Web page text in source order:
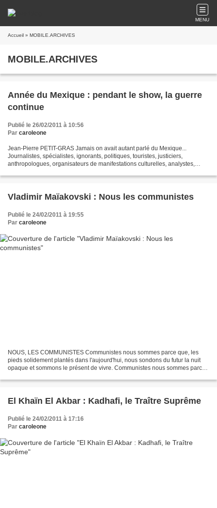
MENU
Accueil » MOBILE.ARCHIVES
MOBILE.ARCHIVES
Année du Mexique : pendant le show, la guerre
continue
Publié le 26/02/2011 à 10:56
Par caroleone
Jean-Pierre PETIT-GRAS Jamais on avait autant parlé du Mexique...
Journalistes, spécialistes, ignorants, politiques, touristes, justiciers,
anthropologues, organisateurs de manifestations culturelles, analystes,
Vladimir Maïakovski : Nous les communistes
Publié le 24/02/2011 à 19:55
Par caroleone
NOUS, LES COMMUNISTES Communistes nous sommes parce que, les
pieds solidement plantés dans l'aujourd'hui, nous sondons du futur la nuit
opaque et sommons le présent de vivre. Communistes nous sommes parce
El Khaïn El Akbar : Kadhafi, le Traître Suprême
Publié le 24/02/2011 à 17:16
Par caroleone